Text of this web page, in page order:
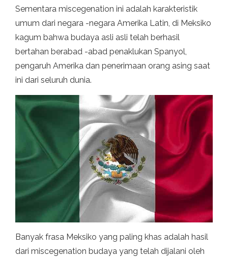
Sementara miscegenation ini adalah karakteristik
umum dari negara -negara Amerika Latin, di Meksiko
kagum bahwa budaya asli asli telah berhasil
bertahan berabad -abad penaklukan Spanyol,
pengaruh Amerika dan penerimaan orang asing saat
ini dari seluruh dunia.
Banyak frasa Meksiko yang paling khas adalah hasil
dari miscegenation budaya yang telah dijalani oleh